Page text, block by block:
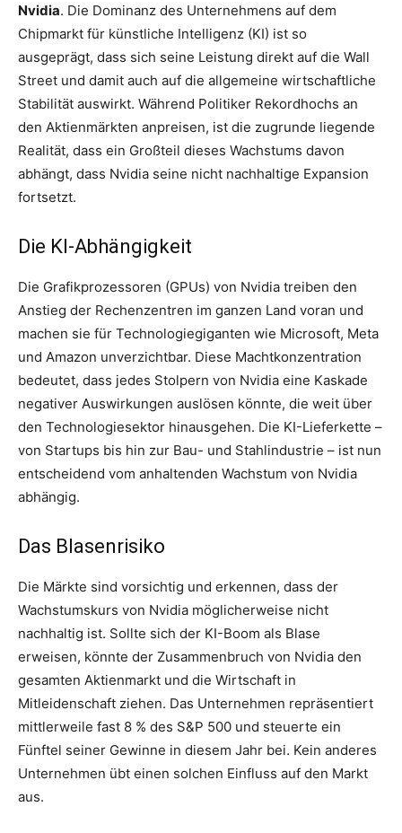
Nvidia. Die Dominanz des Unternehmens auf dem
Chipmarkt für künstliche Intelligenz (KI) ist so
ausgeprägt, dass sich seine Leistung direkt auf die Wall
Street und damit auch auf die allgemeine wirtschaftliche
Stabilität auswirkt. Während Politiker Rekordhochs an
den Aktienmärkten anpreisen, ist die zugrunde liegende
Realität, dass ein Großteil dieses Wachstums davon
abhängt, dass Nvidia seine nicht nachhaltige Expansion
fortsetzt.
Die KI-Abhängigkeit
Die Grafikprozessoren (GPUs) von Nvidia treiben den
Anstieg der Rechenzentren im ganzen Land voran und
machen sie für Technologiegiganten wie Microsoft, Meta
und Amazon unverzichtbar. Diese Machtkonzentration
bedeutet, dass jedes Stolpern von Nvidia eine Kaskade
negativer Auswirkungen auslösen könnte, die weit über
den Technologiesektor hinausgehen. Die KI-Lieferkette –
von Startups bis hin zur Bau- und Stahlindustrie – ist nun
entscheidend vom anhaltenden Wachstum von Nvidia
abhängig.
Das Blasenrisiko
Die Märkte sind vorsichtig und erkennen, dass der
Wachstumskurs von Nvidia möglicherweise nicht
nachhaltig ist. Sollte sich der KI-Boom als Blase
erweisen, könnte der Zusammenbruch von Nvidia den
gesamten Aktienmarkt und die Wirtschaft in
Mitleidenschaft ziehen. Das Unternehmen repräsentiert
mittlerweile fast 8 % des S&P 500 und steuerte ein
Fünftel seiner Gewinne in diesem Jahr bei. Kein anderes
Unternehmen übt einen solchen Einfluss auf den Markt
aus.